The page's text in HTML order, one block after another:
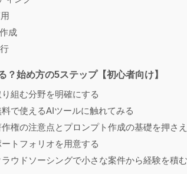
成
？始め方の5ステップ【初心者向け】
組む分野を明確にする
で使えるAIツールに触れてみる
権の注意点とプロンプト作成の基礎を押さ
トフォリオを用意する
ウドソーシングで小さな案件から経験を積む